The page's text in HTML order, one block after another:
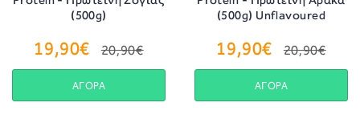
(500g)
19,90€ 20,90€
ΑΓΟΡΑ
(500g) Unflavoured
19,90€ 20,90€
ΑΓΟΡΑ